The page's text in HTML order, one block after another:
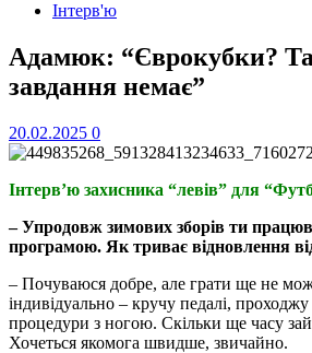
Інтерв'ю
Адамюк: “Єврокубки?
завдання немає”
20.02.2025 0
Інтерв’ю захисника “левів” для
– Упродовж зимових зборів ти
програмою. Як триває відновлення
– Почуваюся добре, але грати ще не
індивідуально – кручу педалі, проходжу
процедури з ногою. Скільки ще часу
Хочеться якомога швидше, звичайно.